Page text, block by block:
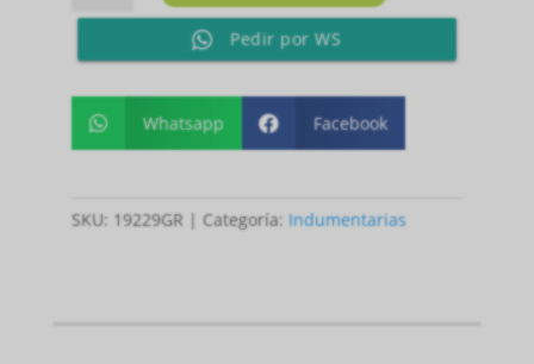
FEMENINO
P
cantidad
Pedir por WS
 Whatsapp  Facebook
SKU: 19229GR Categoría: Indumentarias